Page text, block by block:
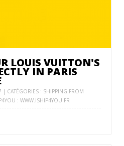
LOUIS VUITTON'S
IN PARIS
CATÉGORIES : SHIPPING FROM
: WWW.ISHIP4YOU.FR